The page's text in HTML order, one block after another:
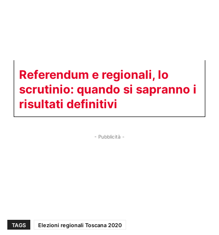
Referendum e regionali, lo
scrutinio: quando si sapranno i
risultati definitivi
- Pubblicità -
TAGS Elezioni regionali Toscana 2020